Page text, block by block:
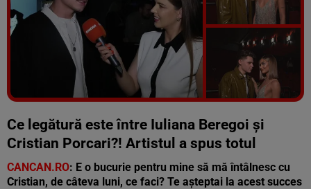
Vezi galeria foto
6 poze
Ce legătură este între Iuliana Beregoi și
Cristian Porcari?! Artistul a spus totul
CANCAN.RO: E o bucurie pentru mine să mă întâlnesc cu
Cristian, de câteva luni, ce faci? Te așteptai la acest succes